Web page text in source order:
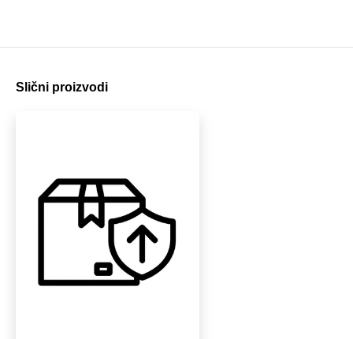
Slični proizvodi